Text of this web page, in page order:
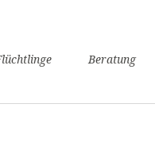
Beratung